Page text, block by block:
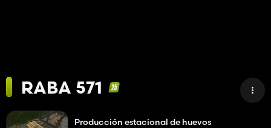
RABA 571
Producción estacional de huevos